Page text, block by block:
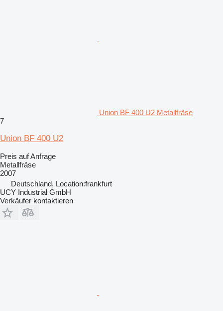
Union BF 400 U2 Metallfräse
7
Union BF 400 U2
Preis auf Anfrage
Metallfräse
2007
Deutschland, Location:frankfurt
UCY Industrial GmbH
Verkäufer kontaktieren